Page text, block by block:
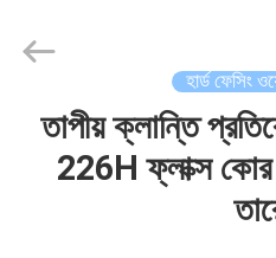
বাড়ি
Copyright
claddingweldingmachine.com.
হার্ড ফেসিং
তাপীয় ক্লান্তি
226H ফ্লাক্স কোর